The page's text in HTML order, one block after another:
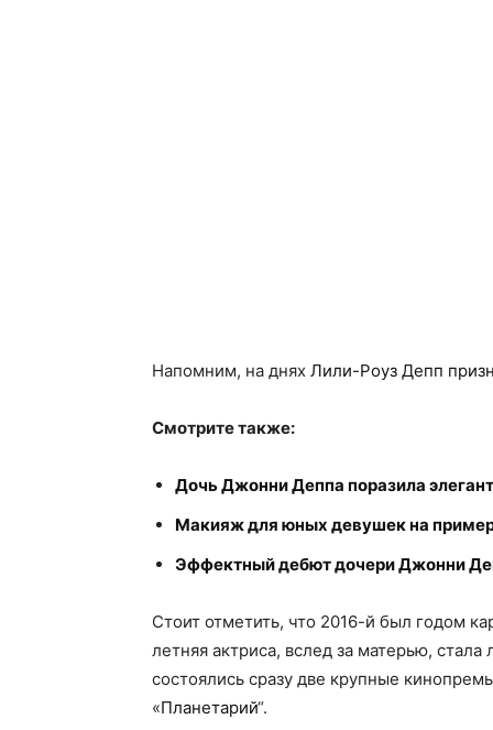
Напомним, на днях Лили-Роуз Депп
Смотрите также:
Дочь Джонни Деппа поразила
Макияж для юных девушек на
Эффектный дебют дочери Джонни
Стоит отметить, что 2016-й был годом
летняя актриса, вслед за матерью, стала
состоялись сразу две крупные
«Планетарий“.